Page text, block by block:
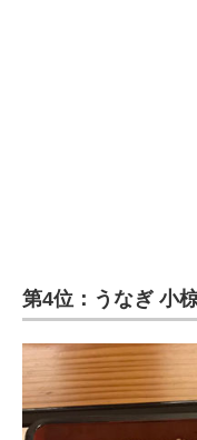
エレクトロニクス専門
電子設計の基本と応用
エネルギーの専門メデ
第4位：うなぎ 小